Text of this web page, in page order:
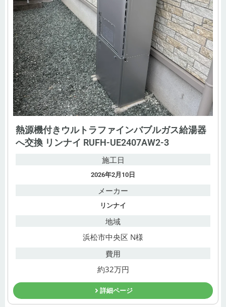
熱源機付きウルトラファインバブルガス給湯器
へ交換 リンナイ RUFH-UE2407AW2-3
施工日
2026年2月10日
メーカー
リンナイ
地域
浜松市中央区 N様
費用
約32万円
詳細ページ